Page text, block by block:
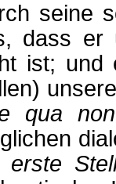
seine
dass er
ist; und
qua
erste